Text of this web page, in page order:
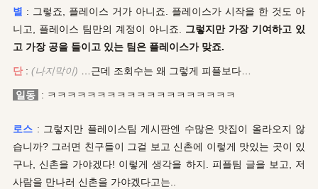
별 : 그렇죠, 플레이스 거가 아니죠. 플레이스가 시작을 한 것도 아
니고, 플레이스 팀만의 계정이 아니죠. 그렇지만 가장 기여하고 있
고 가장 공을 들이고 있는 팀은 플레이스가 맞죠.
단: (나지막이) …근데 조회수는 왜 그렇게 피플보다…
일동 : ㅋㅋㅋㅋㅋㅋㅋㅋㅋㅋㅋㅋㅋㅋㅋㅋㅋㅋㅋ
로스 : 그렇지만 플레이스팀 게시판엔 수많은 맛집이 올라오지 않
습니까? 그러면 친구들이 그걸 보고 신촌에 이렇게 맛있는 곳이 있
구나, 신촌을 가야겠다! 이렇게 생각을 하지. 피플팀 글을 보고, 저
사람을 만나러 신촌을 가야겠다고는..